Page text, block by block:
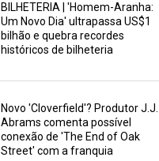
BILHETERIA | 'Homem-Aranha:
Um Novo Dia' ultrapassa US$1
bilhão e quebra recordes
históricos de bilheteria
Novo 'Cloverfield'? Produtor J.J.
Abrams comenta possível
conexão de 'The End of Oak
Street' com a franquia